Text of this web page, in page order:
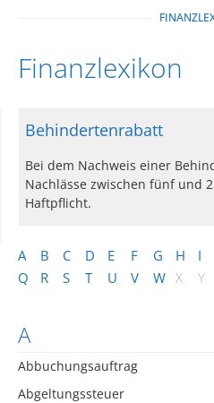
Finanzlexikon
A B C D E F G H I
Q
R S T U V W X Y
A
Abbuchungsauftrag
Abgeltungssteuer
Behindertenrabatt
Bei dem Nachweis einer
Nachlässe zwischen fünf und
Haftpflicht.